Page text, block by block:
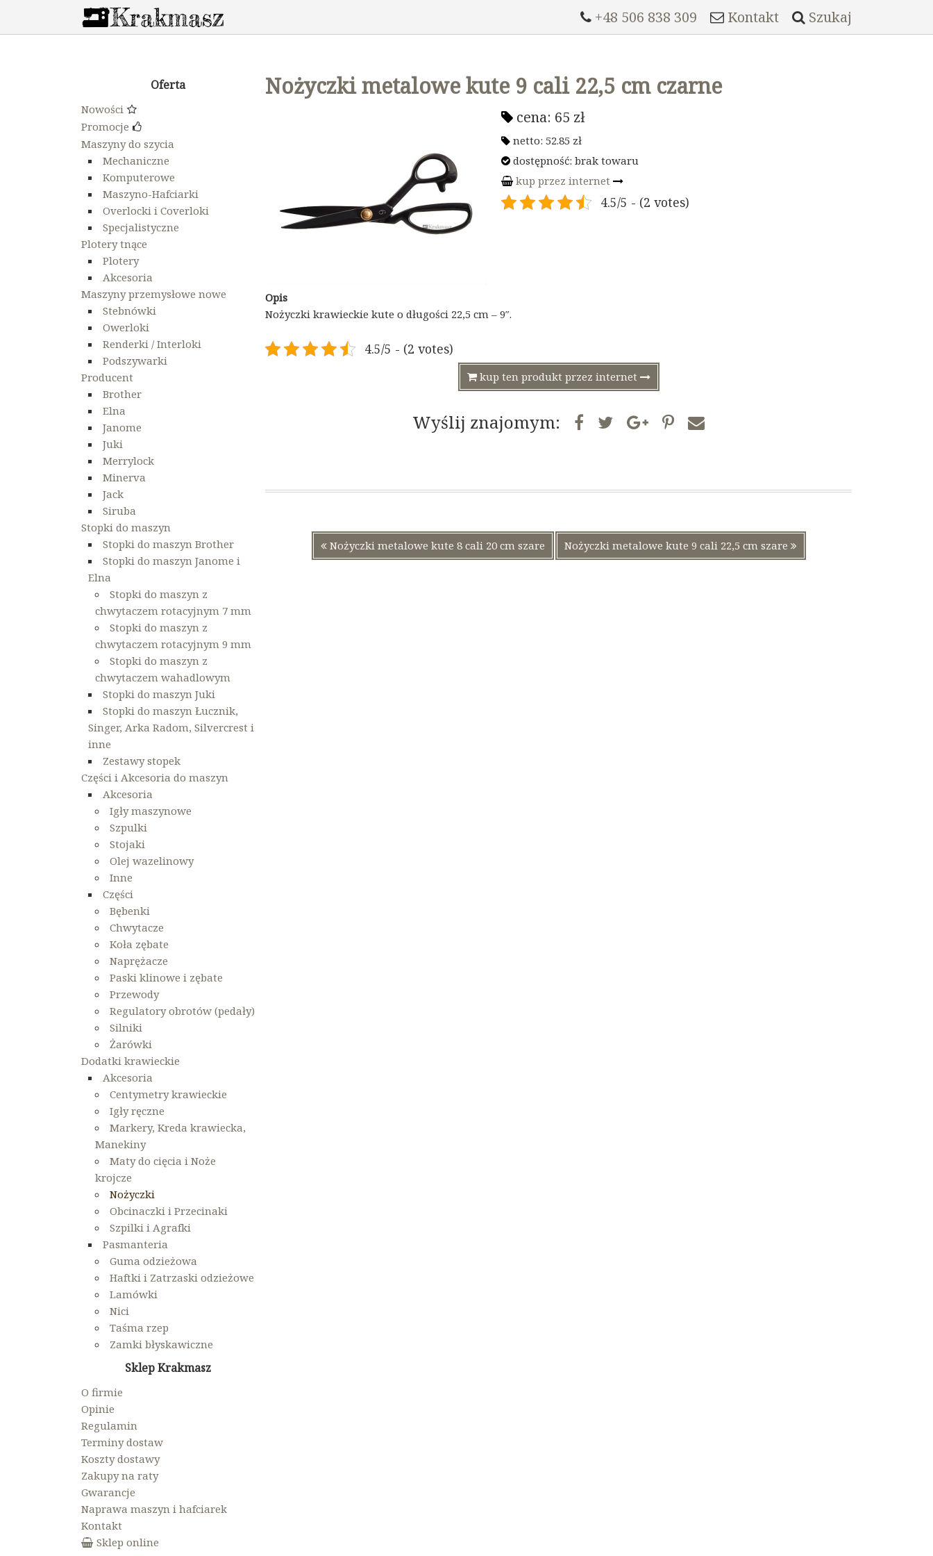
+48 506 838 309 Kontakt Szukaj
Oferta
Nowości
Promocje
Maszyny do szycia
Mechaniczne
Komputerowe
Maszyno-Hafciarki
Overlocki i Coverloki
Specjalistyczne
Plotery tnące
Plotery
Akcesoria
Maszyny przemysłowe nowe
Stebnówki
Owerloki
Renderki / Interloki
Podszywarki
Producent
Brother
Elna
Janome
Juki
Merrylock
Minerva
Jack
Siruba
Stopki do maszyn
Stopki do maszyn Brother
Stopki do maszyn Janome i
Elna
Stopki do maszyn z
chwytaczem rotacyjnym 7 mm
Stopki do maszyn z
chwytaczem rotacyjnym 9 mm
Stopki do maszyn z
chwytaczem wahadlowym
Stopki do maszyn Juki
Stopki do maszyn Łucznik,
Singer, Arka Radom, Silvercrest i
inne
Zestawy stopek
Części i Akcesoria do maszyn
Akcesoria
Igły maszynowe
Szpulki
Stojaki
Olej wazelinowy
Inne
Części
Bębenki
Chwytacze
Koła zębate
Naprężacze
Paski klinowe i zębate
Przewody
Regulatory obrotów (pedały)
Silniki
Żarówki
Dodatki krawieckie
Akcesoria
Centymetry krawieckie
Igły ręczne
Markery, Kreda krawiecka,
Manekiny
Maty do cięcia i Noże
krojcze
Nożyczki
Obcinaczki i Przecinaki
Szpilki i Agrafki
Pasmanteria
Guma odzieżowa
Haftki i Zatrzaski odzieżowe
Lamówki
Nici
Taśma rzep
Zamki błyskawiczne
Sklep Krakmasz
O firmie
Opinie
Regulamin
Terminy dostaw
Koszty dostawy
Zakupy na raty
Gwarancje
Naprawa maszyn i hafciarek
Kontakt
Sklep online
Nożyczki metalowe kute 9 cali 22,5 cm czarne
cena: 65 zł
netto: 52.85 zł
dostępność: brak towaru
kup przez internet
4.5/5 - (2 votes)
Opis
Nożyczki krawieckie kute o długości 22,5 cm – 9″.
4.5/5 - (2 votes)
kup ten produkt przez internet
Wyślij znajomym:
Nawigacja
Poprzedni
wpis:
Nożyczki metalowe kute 8 cali 20 cm szare Nożyczki metalowe kute 9 cali 22,5 cm szare Następny
wpis: